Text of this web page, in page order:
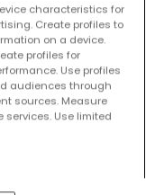
characteristics for
Create profiles to
on a device.
profiles for
Use profiles
audiences through
sources. Measure
services. Use limited